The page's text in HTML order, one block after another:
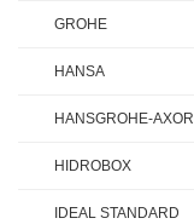
GROHE
HANSA
HANSGROHE-AXOR
HIDROBOX
IDEAL STANDARD